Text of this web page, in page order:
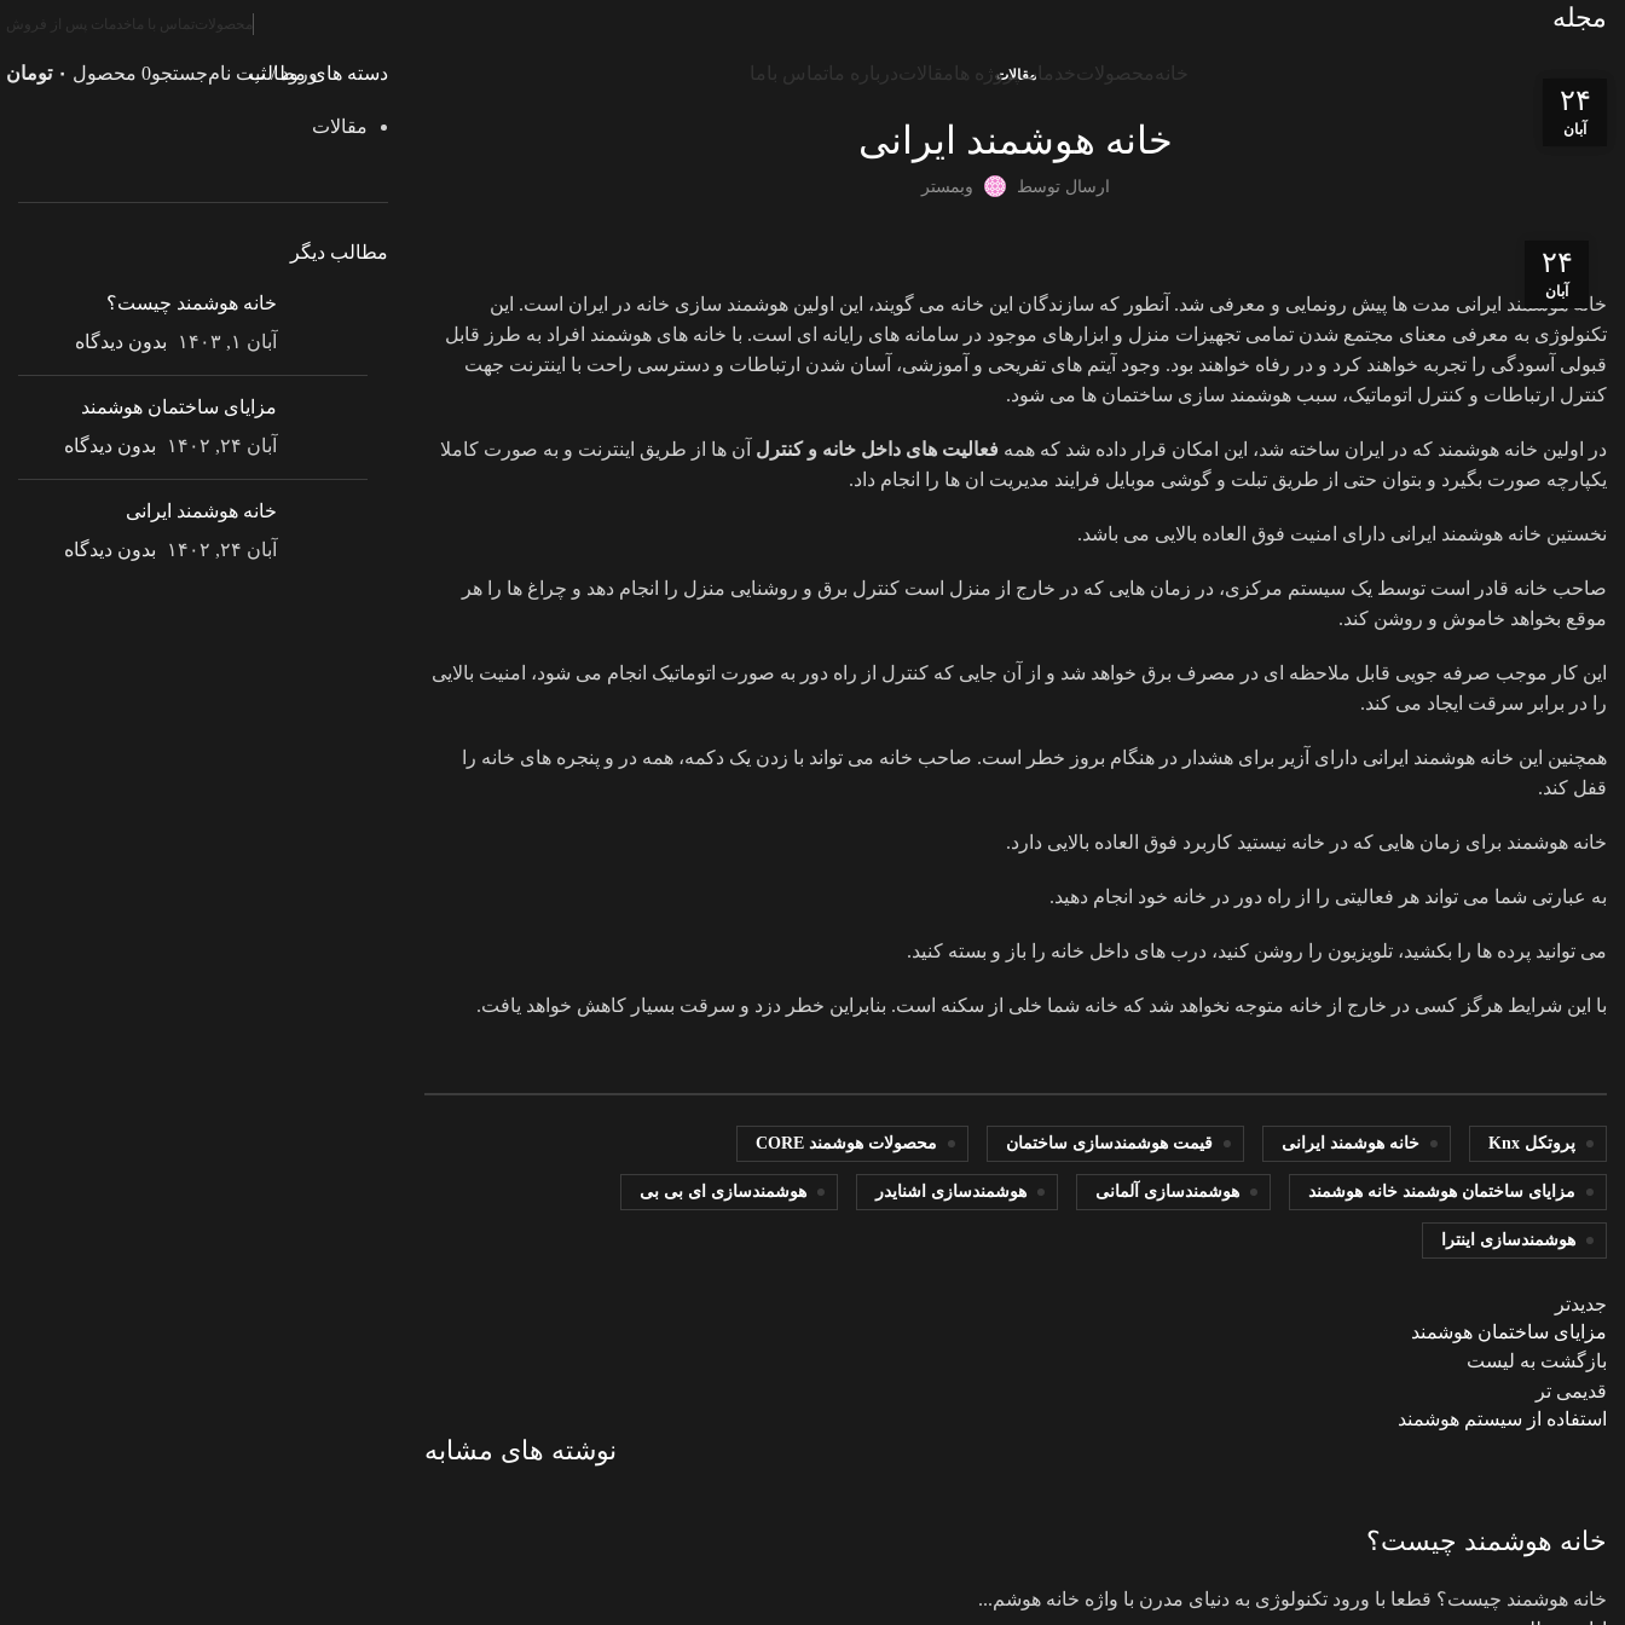
محصولات تماس با ما خدمات پس از فروش
خانه محصولات خدماتپروژه ها مقالاتدرباره ما تماس باما ورود / ثبت نامجستجو0 محصول ۰ تومان
مجله
مقالات
خانه هوشمند ایرانی
ارسال توسط وبمستر
۲۴
آبان
خانه هوشمند ایرانی مدت ها پیش رونمایی و معرفی شد. آنطور که سازندگان این خانه می گویند، این اولین هوشمند سازی خانه در ایران است. این
تکنولوژی به معرفی معنای مجتمع شدن تمامی تجهیزات منزل و ابزارهای موجود در سامانه های رایانه ای است. با خانه های هوشمند افراد به طرز قابل
قبولی آسودگی را تجربه خواهند کرد و در رفاه خواهند بود. وجود آیتم های تفریحی و آموزشی، آسان شدن ارتباطات و دسترسی راحت با اینترنت جهت
کنترل ارتباطات و کنترل اتوماتیک، سبب هوشمند سازی ساختمان ها می شود.
در اولین خانه هوشمند که در ایران ساخته شد، این امکان قرار داده شد که همه فعالیت های داخل خانه و کنترل آن ها از طریق اینترنت و به صورت کاملا
یکپارچه صورت بگیرد و بتوان حتی از طریق تبلت و گوشی موبایل فرایند مدیریت ان ها را انجام داد.
نخستین خانه هوشمند ایرانی دارای امنیت فوق العاده بالایی می باشد.
صاحب خانه قادر است توسط یک سیستم مرکزی، در زمان هایی که در خارج از منزل است کنترل برق و روشنایی منزل را انجام دهد و چراغ ها را هر
موقع بخواهد خاموش و روشن کند.
این کار موجب صرفه جویی قابل ملاحظه ای در مصرف برق خواهد شد و از آن جایی که کنترل از راه دور به صورت اتوماتیک انجام می شود، امنیت بالایی
را در برابر سرقت ایجاد می کند.
همچنین این خانه هوشمند ایرانی دارای آزیر برای هشدار در هنگام بروز خطر است. صاحب خانه می تواند با زدن یک دکمه، همه در و پنجره های خانه را
قفل کند.
خانه هوشمند برای زمان هایی که در خانه نیستید کاربرد فوق العاده بالایی دارد.
به عبارتی شما می تواند هر فعالیتی را از راه دور در خانه خود انجام دهید.
می توانید پرده ها را بکشید، تلویزیون را روشن کنید، درب های داخل خانه را باز و بسته کنید.
با این شرایط هرگز کسی در خارج از خانه متوجه نخواهد شد که خانه شما خلی از سکنه است. بنابراین خطر دزد و سرقت بسیار کاهش خواهد یافت.
پروتکل Knx خانه هوشمند ایرانی قیمت هوشمندسازی ساختمان محصولات هوشمند CORE
مزایای ساختمان هوشمند خانه هوشمند هوشمندسازی آلمانی هوشمندسازی اشنایدر هوشمندسازی ای بی بی
هوشمندسازی اینترا
جدیدتر
مزایای ساختمان هوشمند
بازگشت به لیست
قدیمی تر
استفاده از سیستم هوشمند
نوشته های مشابه
۰۱
آبان
خانه هوشمند چیست؟
خانه هوشمند چیست؟ قطعا با ورود تکنولوژی به دنیای مدرن با واژه خانه هوشم...
۲۴
آبان
دسته های مطالب
مقالات
مطالب دیگر
خانه هوشمند چیست؟
آبان ۱, ۱۴۰۳
بدون دیدگاه
مزایای ساختمان هوشمند
آبان ۲۴, ۱۴۰۲
بدون دیدگاه
خانه هوشمند ایرانی
آبان ۲۴, ۱۴۰۲
بدون دیدگاه